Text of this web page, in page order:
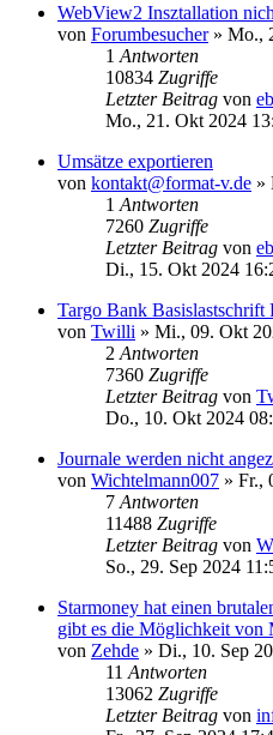
WebView2 Insztallation
von Forumbesucher» Mo.,
1 Antworten
10834 Zugriffe
Letzter Beitrag von
Mo., 21. Okt 2024
Umsätze exportieren
von kontakt@format-v.de »
1 Antworten
7260 Zugriffe
Letzter Beitrag von
Di., 15. Okt 2024
Targo Bank Basislastschrift
von Twilli » Mi., 09. Okt
2 Antworten
7360 Zugriffe
Letzter Beitrag von
Do., 10. Okt 2024
Journale werden nicht
von Wichtelmann007 » Fr.,
7 Antworten
11488 Zugriffe
Letzter Beitrag von
So., 29. Sep 2024
Starmoney hat einen
gibt es die Möglichkeit von
von Zehde » Di., 10. Sep
11 Antworten
13062 Zugriffe
Letzter Beitrag von